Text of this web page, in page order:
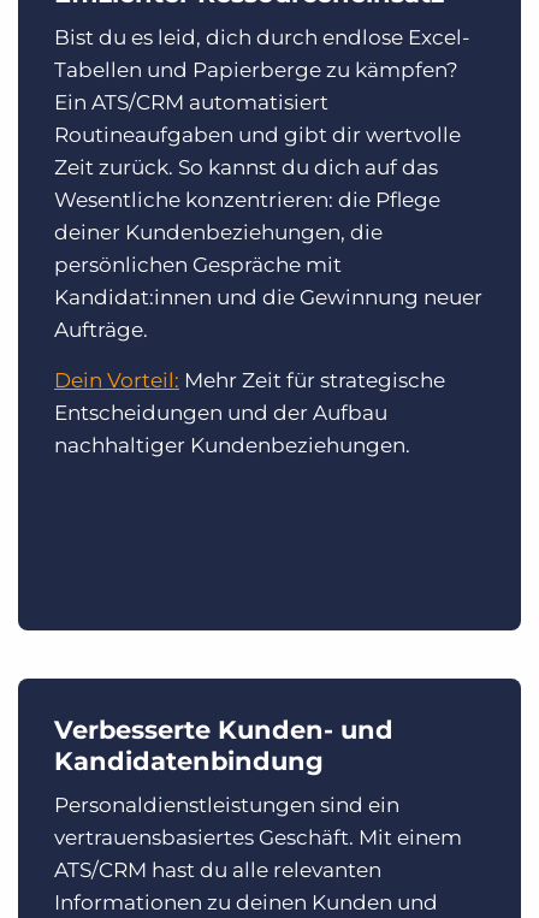
Bist du es leid, dich durch endlose Excel-
Tabellen und Papierberge zu kämpfen?
Ein ATS/CRM automatisiert
Routineaufgaben und gibt dir wertvolle
Zeit zurück. So kannst du dich auf das
Wesentliche konzentrieren: die Pflege
deiner Kundenbeziehungen, die
persönlichen Gespräche mit
Kandidat:innen und die Gewinnung neuer
Aufträge.
Dein Vorteil: Mehr Zeit für strategische
Entscheidungen und der Aufbau
nachhaltiger Kundenbeziehungen.
Verbesserte Kunden- und
Kandidatenbindung
Personaldienstleistungen sind ein
vertrauensbasiertes Geschäft. Mit einem
ATS/CRM hast du alle relevanten
Informationen zu deinen Kunden und